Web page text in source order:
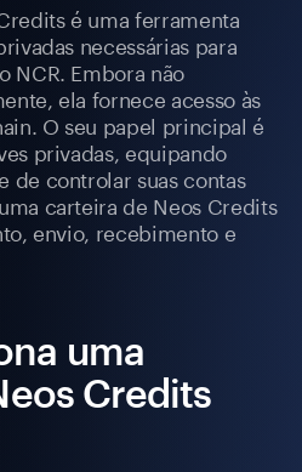
é uma ferramenta
necessárias para
NCR. Embora não
ela fornece acesso às
O seu papel principal é
privadas, equipando
de controlar suas contas
carteira de Neos Credits
envio, recebimento e
uma
Credits